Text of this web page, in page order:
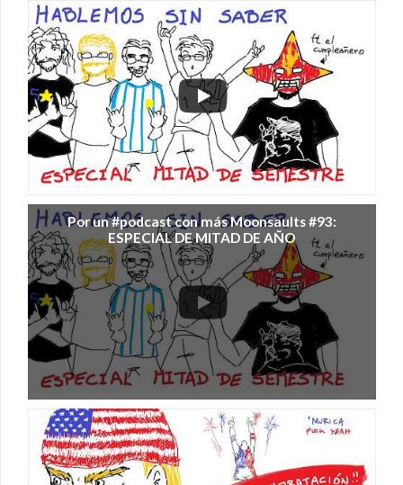
Por un #podcast con más Moonsaults #93:
ESPECIAL DE MITAD DE AÑO